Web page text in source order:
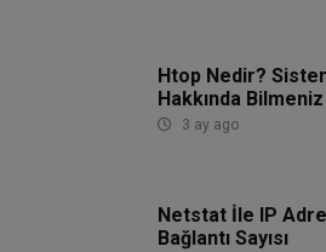
Htop Nedir?
Hakkında
3 ay ago
Netstat İle IP
Bağlantı Sayısı